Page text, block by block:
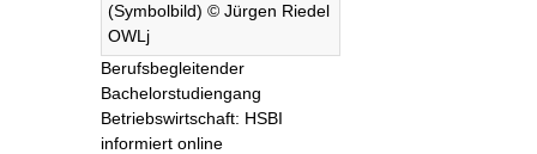
Berufsbegleitender
Bachelorstudiengang
Betriebswirtschaft: HSBI
informiert online